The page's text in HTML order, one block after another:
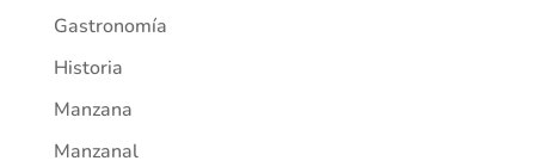
Gastronomía
Historia
Manzana
Manzanal